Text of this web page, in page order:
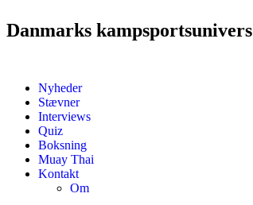
Danmarks kampsportsunivers
Nyheder
Stævner
Interviews
Quiz
Boksning
Muay Thai
Kontakt
Om